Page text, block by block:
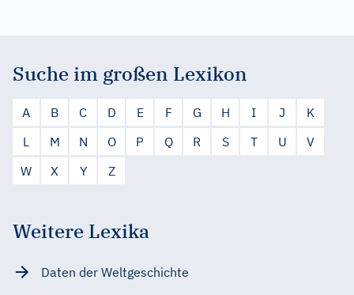
Suche im großen Lexikon
A B C D E F G H I J
K
L
M N O P Q R S T U
V
W
X Y Z
Weitere Lexika
Daten der Weltgeschichte